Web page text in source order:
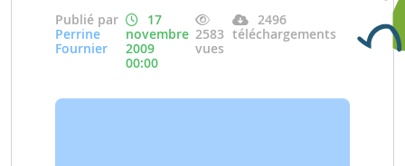
Publié par
Perrine
Fournier
17
novembre
2009
00:00
2583
vues
2496
téléchargements